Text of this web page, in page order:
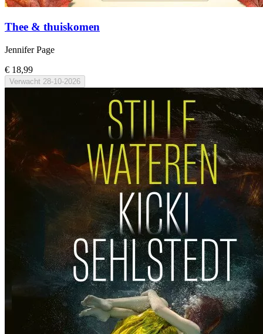
Thee & thuiskomen
Jennifer Page
€ 18,99
Verwacht 28-10-2026